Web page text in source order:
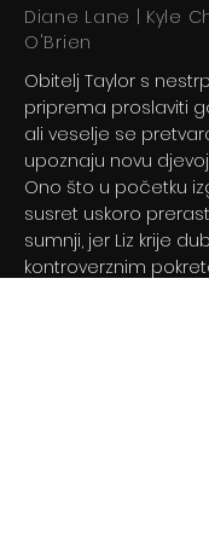
Diane Lane | Kyle
O'Brien
Obitelj Taylor s
priprema proslaviti
ali veselje se
upoznaju novu
Ono što u početku
susret uskoro
sumnji, jer Liz krije
kontroverznim